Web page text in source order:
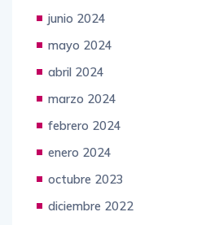
junio 2024
mayo 2024
abril 2024
marzo 2024
febrero 2024
enero 2024
octubre 2023
diciembre 2022